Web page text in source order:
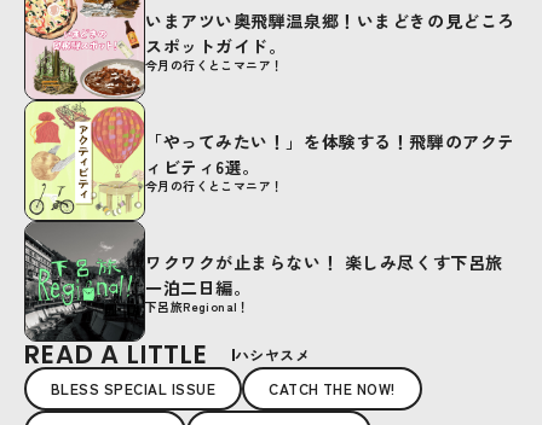
今月の行くとこマニア！
いまアツい奥飛騨温泉郷！いまどきの見どころ
スポットガイド。
今月の行くとこマニア！
「やってみたい！」を体験する！飛騨のアクテ
ィビティ6選。
下呂旅Regional！
ワクワクが止まらない！ 楽しみ尽くす下呂旅
一泊二日編。
READ A LITTLE
ハシヤスメ
BLESS SPECIAL ISSUE
CATCH THE NOW!